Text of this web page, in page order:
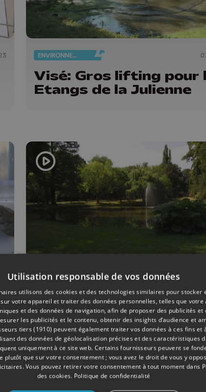
ENVIRONNEMENT
Visé: Gros lifting pour
Etangs de la Julienne
ENVIRONNEMENT
Le Jardin Botanique :
arbres remarquables
coeur de Liège
Utilisation responsable de vos données
utilisons des cookies et des technologies similaires pour stocker
votre appareil et traiter des données personnelles, telles que votre
et des données de navigation, afin de proposer des publicités et
les publicités et le contenu, obtenir des insights d’audience et
tiers (1910) peuvent également traiter vos données à ces fins et
des données de géolocalisation précises et des caractéristiques
uniquement à ce site web. Certains fournisseurs peuvent se
plutôt que sur votre consentement ; vous avez le droit de vous y
. Vous pouvez retirer votre consentement à tout moment dans
des cookies. Politique de confidentialité